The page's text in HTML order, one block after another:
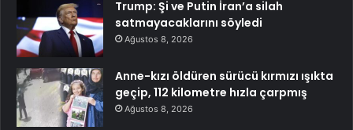
Trump: Şi ve Putin İran’a silah
satmayacaklarını söyledi
Ağustos 8, 2026
Anne-kızı öldüren sürücü kırmızı ışıkta
geçip, 112 kilometre hızla çarpmış
Ağustos 8, 2026